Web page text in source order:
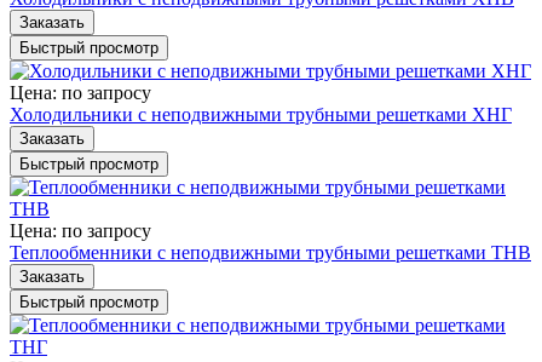
Заказать
Быстрый просмотр
Цена: по запросу
Холодильники с неподвижными трубными решетками ХНГ
Заказать
Быстрый просмотр
Цена: по запросу
Теплообменники с неподвижными трубными решетками ТНВ
Заказать
Быстрый просмотр